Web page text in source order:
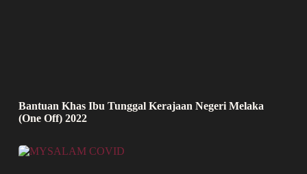
Bantuan Khas Ibu Tunggal Kerajaan Negeri Melaka
(One Off) 2022